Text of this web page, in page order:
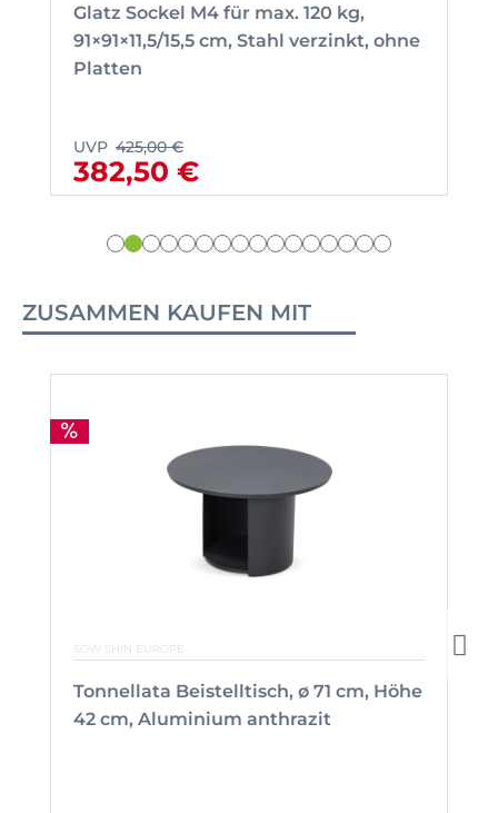
Glatz Sockel M4 für max. 120 kg,
91×91×11,5/15,5 cm, Stahl verzinkt, ohne
Platten
UVP 425,00 €
382,50 €
ZUSAMMEN KAUFEN MIT
SOW SHIN EUROPE
Tonnellata Beistelltisch, ø 71 cm, Höhe
42 cm, Aluminium anthrazit